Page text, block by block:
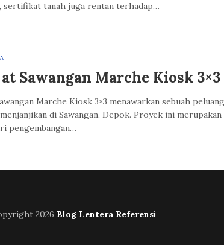
sertifikat tanah juga rentan terhadap…
Sawangan Marche Kiosk 3×3
Marche Kiosk 3×3 menawarkan sebuah peluang
di Sawangan, Depok. Proyek ini merupakan
pengembangan…
2026 Blog Lentera Referensi